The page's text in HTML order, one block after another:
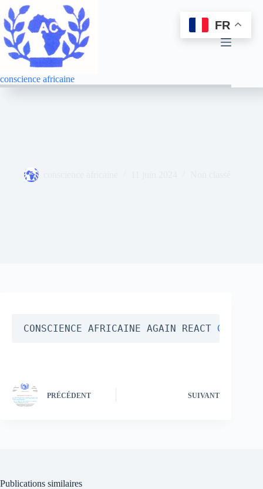
conscience africaine
CONSCIENCE AFRICAINE AGAIN REACT GROSS
PRÉCÉDENT SUIVANT
Publications similaires
FR